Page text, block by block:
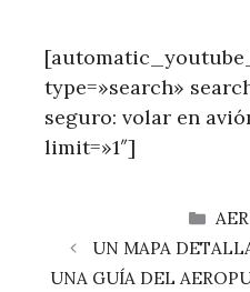
type=»search»
seguro: volar en
limit=»1″]
UN MAPA
UNA GUÍA DEL